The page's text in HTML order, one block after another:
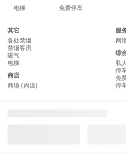
电梯 免费停车
其它
各处禁烟
禁烟客房
暖气
电梯
商店
商场 (內设)
服
网
综
私
停
免
停